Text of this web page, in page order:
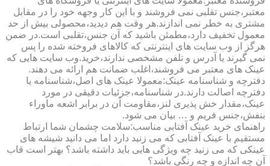
معتبر،جنس تقلبی نمی فروشند و با این کار وجهه خود را در مقابل
مشتری به خطر نمی اندازند.هر وقت هم دیدید،محصولی بیش از حد
معمول تخفیف دارد،مطمئن باشید که آن جنس،تقلبی است.در ضمن
هرگز از وب سایت های اینترنتی که کالاهای فروخته شده را پس
نمی گیرند یا آدرس و تلفن مشخصی ندارند،خرید.وب سایت هایی که
عینک های معتبر می فروشند،اغلب ضمانت هم ارائه می دهند.
دفترچه و شناسنامه عینک:معمولا عینک های اصل،شناسنامه یا
دفترچه اصالت دارند.در شناسنامه،جزئیات دقیقی در مورد
عینک،مقدار خش پذیری لنز،مقاومت آن در برابر اشعه ماوراء
بنفش،جنس فریم و … بیان می شود.
راهنمای خرید عینک آفتابی مناسب:سلامت چشمان شما ارتباط
مستقیم با عینک آفتابی که می زنید دارد اما می دانید شیشه های
عینکی که می زنید چه ویژگی هایی باید داشته باشد؟ بهتر است قاب
آن چه اندازه و چه رنگی باشد؟